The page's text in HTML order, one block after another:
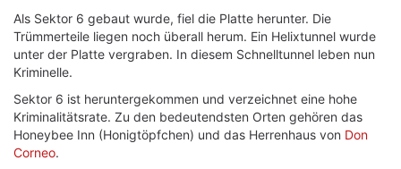
Als Sektor 6 gebaut wurde, fiel die Platte herunter. Die
Trümmerteile liegen noch überall herum. Ein Helixtunnel wurde
unter der Platte vergraben. In diesem Schnelltunnel leben nun
Kriminelle.
Sektor 6 ist heruntergekommen und verzeichnet eine hohe
Kriminalitätsrate. Zu den bedeutendsten Orten gehören das
Honeybee Inn (Honigtöpfchen) und das Herrenhaus von Don
Corneo.